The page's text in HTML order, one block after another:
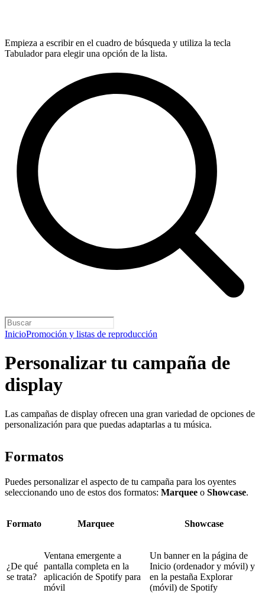
Empieza a escribir en el cuadro de búsqueda y utiliza la tecla
Tabulador para elegir una opción de la lista.
InicioPromoción y listas de reproducción
Personalizar tu campaña de
display
Las campañas de display ofrecen una gran variedad de opciones de
personalización para que puedas adaptarlas a tu música.
Formatos
Puedes personalizar el aspecto de tu campaña para los oyentes
seleccionando uno de estos dos formatos: Marquee o Showcase.
Formato Marquee Showcase
¿De qué
se trata?
Ventana emergente a
pantalla completa en la
aplicación de Spotify para
móvil
Un banner en la página de
Inicio (ordenador y móvil) y
en la pestaña Explorar
(móvil) de Spotify